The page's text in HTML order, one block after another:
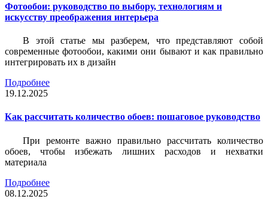
Фотообои: руководство по выбору, технологиям и
искусству преображения интерьера
В этой статье мы разберем, что представляют собой
современные фотообои, какими они бывают и как правильно
интегрировать их в дизайн
Подробнее
19.12.2025
Как рассчитать количество обоев: пошаговое руководство
При ремонте важно правильно рассчитать количество
обоев, чтобы избежать лишних расходов и нехватки
материала
Подробнее
08.12.2025